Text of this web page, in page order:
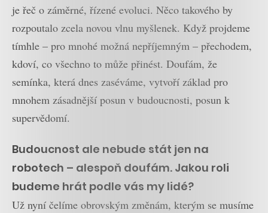
je řeč o záměrné, řízené evoluci. Něco takového by
rozpoutalo zcela novou vlnu myšlenek. Když projdeme
tímhle – pro mnohé možná nepříjemným – přechodem,
kdoví, co všechno to může přinést. Doufám, že
semínka, která dnes zaséváme, vytvoří základ pro
mnohem zásadnější posun v budoucnosti, posun k
supervědomí.
Budoucnost ale nebude stát jen na
robotech – alespoň doufám. Jakou roli
budeme hrát podle vás my lidé?
Už nyní čelíme obrovským změnám, kterým se musíme